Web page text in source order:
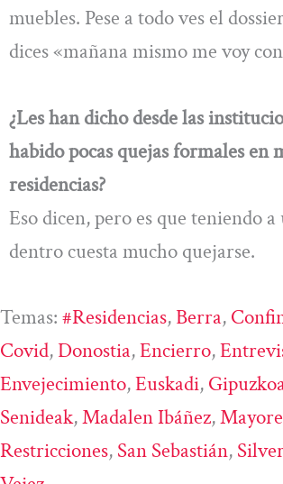
muebles. Pese a todo ves el
dices «mañana mismo me voy
¿Les han dicho desde las
habido pocas quejas formales en
residencias?
Eso dicen, pero es que teniendo
dentro cuesta mucho quejarse.
Temas: #residencias, Berra,
Covid, Donostia, Encierro,
Envejecimiento, Euskadi,
Senideak, Madalen Ibáñez,
Restricciones, San Sebastián,